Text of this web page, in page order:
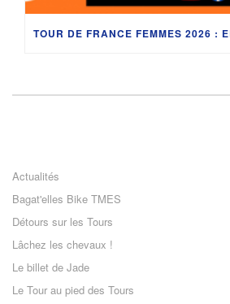
Actualités
Bagat'elles Bike TMES
Détours sur les Tours
Lâchez les chevaux !
Le billet de Jade
Le Tour au pied des Tours